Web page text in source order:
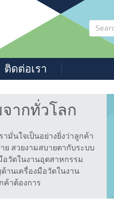
ติดต่อเรา
ากทั่วโลก
มั่นใจเป็นอย่างยิ่งว่าลูกค้า
ย สวยงามสบายตากับระบบ
อวัดในงานอุตสาหกรรม
านเครื่องมือวัดในงาน
ค้าต้องการ